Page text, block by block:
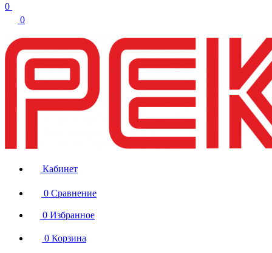
0
0
Кабинет
0 Сравнение
0 Избранное
0 Корзина